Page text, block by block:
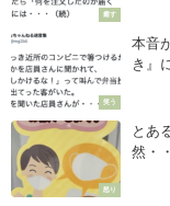
癒す
笑う
本音
き』
怒り
とあ
然・